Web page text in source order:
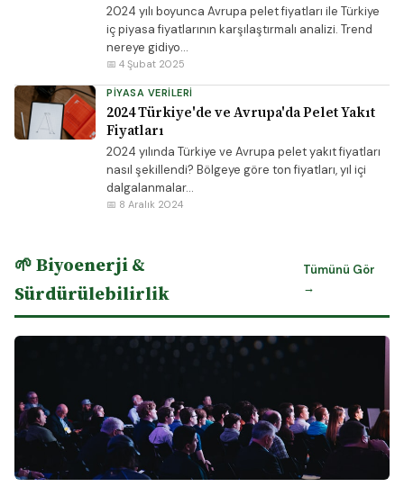
2024 yılı boyunca Avrupa pelet fiyatları ile Türkiye
iç piyasa fiyatlarının karşılaştırmalı analizi. Trend
nereye gidiyo...
📅 4 Şubat 2025
PIYASA VERILERI
2024 Türkiye'de ve Avrupa'da Pelet Yakıt
Fiyatları
2024 yılında Türkiye ve Avrupa pelet yakıt fiyatları
nasıl şekillendi? Bölgeye göre ton fiyatları, yıl içi
dalgalanmalar...
📅 8 Aralık 2024
🌱 Biyoenerji &
Sürdürülebilirlik
Tümünü Gör
→